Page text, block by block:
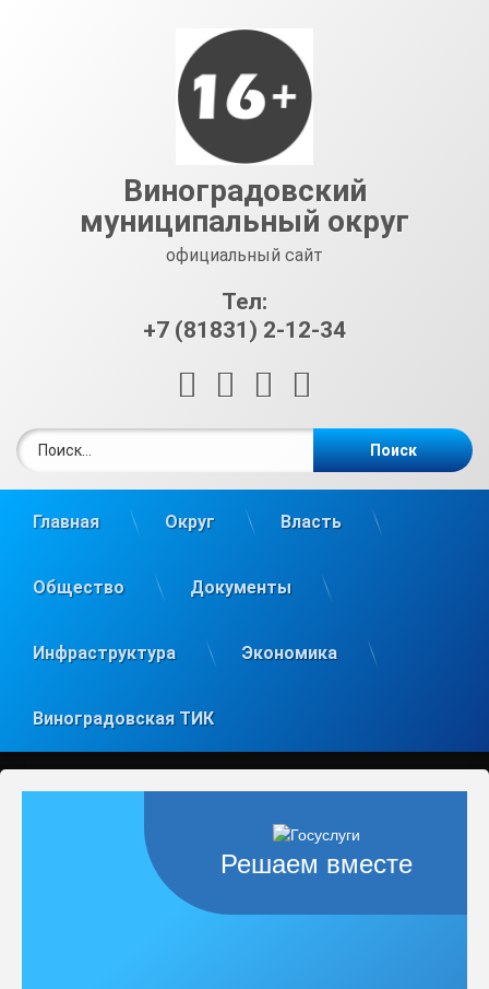
Виноградовский
муниципальный округ
официальный сайт
Тел:
+7 (81831) 2-12-34
RSS E-mailВКонтакте
Главная Округ Власть
Общество Документы
Инфраструктура Экономика
Виноградовская ТИК
Решаем вместе